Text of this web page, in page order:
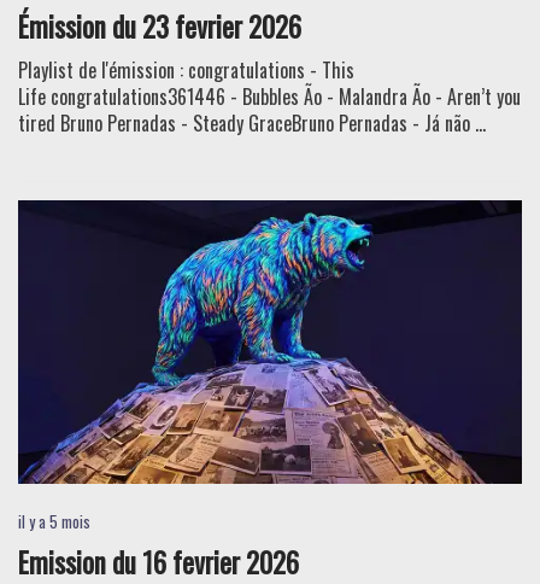
Émission du 23 fevrier 2026
Playlist de l'émission : congratulations - This
Life congratulations361446 - Bubbles Ão - Malandra Ão - Aren’t you
tired Bruno Pernadas - Steady GraceBruno Pernadas - Já não ...
il y a 5 mois
Emission du 16 fevrier 2026